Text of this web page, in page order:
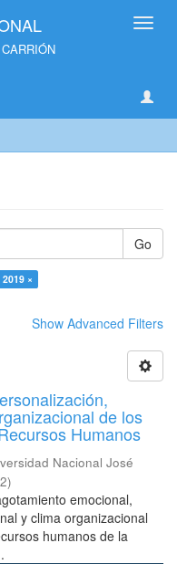
Go
×
Show Advanced Filters
de los
Humanos
Nacional José
)
emocional,
y clima organizacional
humanos de la